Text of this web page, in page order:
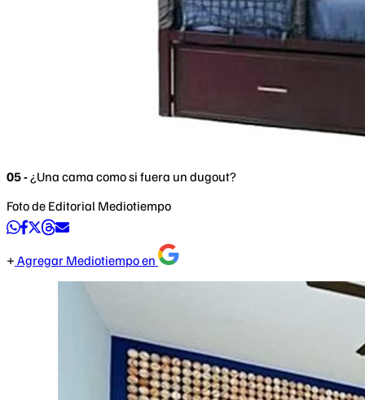
05 -¿Una cama como si fuera un dugout?
Foto de Editorial Mediotiempo
Agregar Mediotiempo en